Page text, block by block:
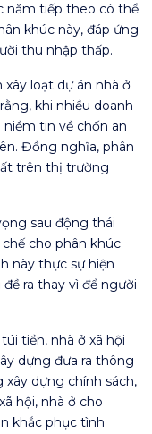
năm tiếp theo có thể
khúc này, đáp ứng
thu nhập thấp.
loạt dự án nhà ở
khi nhiều doanh
tin về chốn an
Đồng nghĩa, phân
trên thị trường
sau động thái
cho phân khúc
này thực sự hiện
ra thay vì để người
tiền, nhà ở xã hội
dựng đưa ra thông
xây dựng chính sách,
hội, nhà ở cho
khắc phục tình